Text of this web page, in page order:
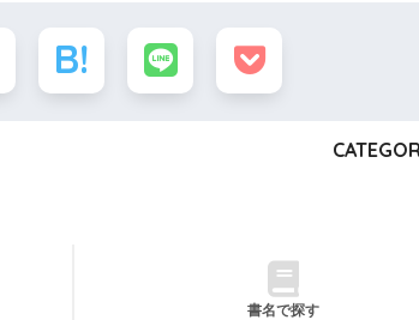
書名で探す